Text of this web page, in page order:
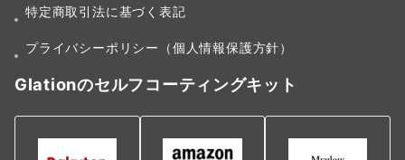
特定商取引法に基づく表記
プライバシーポリシー（個人情報保護方針）
Glationのセルフコーティングキット